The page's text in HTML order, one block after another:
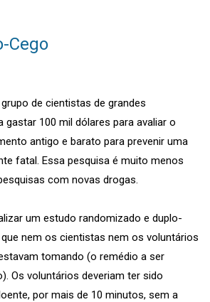
Cego
de cientistas de grandes
gastar 100 mil dólares para avaliar o
antigo e barato para prevenir uma
fatal. Essa pesquisa é muito menos
com novas drogas.
um estudo randomizado e duplo-
nem os cientistas nem os voluntários
tomando (o remédio a ser
Os voluntários deveriam ter sido
por mais de 10 minutos, sem a